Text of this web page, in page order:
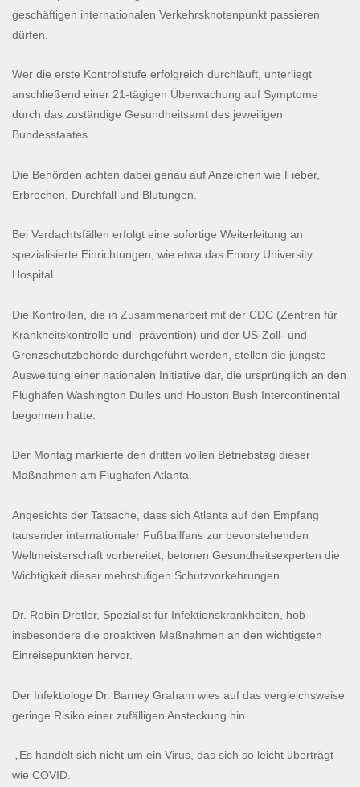
geschäftigen internationalen Verkehrsknotenpunkt passieren
dürfen.
Wer die erste Kontrollstufe erfolgreich durchläuft, unterliegt
anschließend einer 21-tägigen Überwachung auf Symptome
durch das zuständige Gesundheitsamt des jeweiligen
Bundesstaates.
Die Behörden achten dabei genau auf Anzeichen wie Fieber,
Erbrechen, Durchfall und Blutungen.
Bei Verdachtsfällen erfolgt eine sofortige Weiterleitung an
spezialisierte Einrichtungen, wie etwa das Emory University
Hospital.
Die Kontrollen, die in Zusammenarbeit mit der CDC (Zentren für
Krankheitskontrolle und -prävention) und der US-Zoll- und
Grenzschutzbehörde durchgeführt werden, stellen die jüngste
Ausweitung einer nationalen Initiative dar, die ursprünglich an den
Flughäfen Washington Dulles und Houston Bush Intercontinental
begonnen hatte.
Der Montag markierte den dritten vollen Betriebstag dieser
Maßnahmen am Flughafen Atlanta.
Angesichts der Tatsache, dass sich Atlanta auf den Empfang
tausender internationaler Fußballfans zur bevorstehenden
Weltmeisterschaft vorbereitet, betonen Gesundheitsexperten die
Wichtigkeit dieser mehrstufigen Schutzvorkehrungen.
Dr. Robin Dretler, Spezialist für Infektionskrankheiten, hob
insbesondere die proaktiven Maßnahmen an den wichtigsten
Einreisepunkten hervor.
Der Infektiologe Dr. Barney Graham wies auf das vergleichsweise
geringe Risiko einer zufälligen Ansteckung hin.
„Es handelt sich nicht um ein Virus, das sich so leicht überträgt
wie COVID.